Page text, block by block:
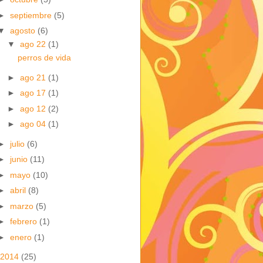
septiembre (5)
agosto (6)
▼ ago 22 (1)
perros de vida
► ago 21 (1)
► ago 17 (1)
► ago 12 (2)
► ago 04 (1)
julio (6)
junio (11)
mayo (10)
abril (8)
marzo (5)
febrero (1)
enero (1)
2014 (25)